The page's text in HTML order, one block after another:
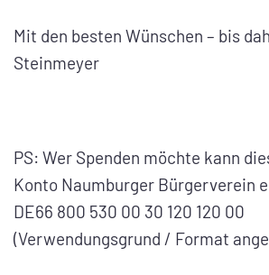
Mit den besten Wünschen – bis
Steinmeyer
PS: Wer Spenden möchte kann
Konto Naumburger Bürgerverein
DE66 800 530 00 30 120 120 00
(Verwendungsgrund / Format